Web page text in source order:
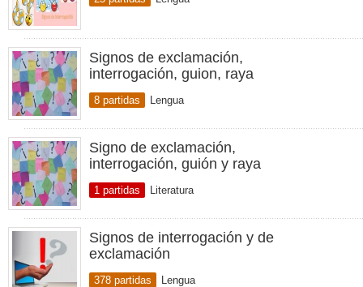
Signos de exclamación,
interrogación, guion, raya
8 partidas Lengua
Signo de exclamación,
interrogación, guión y raya
1 partidas Literatura
Signos de interrogación y de
exclamación
378 partidas Lengua